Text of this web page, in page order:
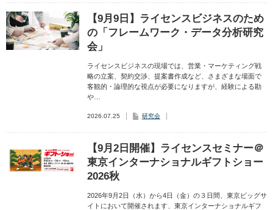
【9月9日】ライセンスビジネスのため
の「フレームワーク・データ分析研究
会」
ライセンスビジネスの現場では、営業・マーケティング戦
略の立案、契約交渉、提案書作成など、さまざまな場面で
客観的・論理的な視点が必要になりますが、経験による勘
や…
2026.07.25 研究会
【9月2日開催】ライセンスセミナー＠
東京インターナショナルギフトショー
2026秋
2026年9月2日（水）から4日（金）の３日間、東京ビッグサ
イトにおいて開催されます、東京インターナショナルギフ